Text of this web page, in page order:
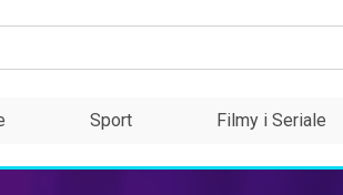
Sport Filmy i Seriale